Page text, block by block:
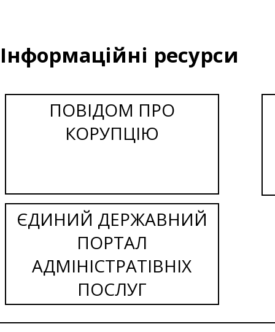
Інформаційні ресурси
ПОВІДОМ ПРО
КОРУПЦІЮ
ЄДИНИЙ ДЕРЖАВНИЙ
ПОРТАЛ
АДМІНІСТРАТІВНІХ
ПОСЛУГ